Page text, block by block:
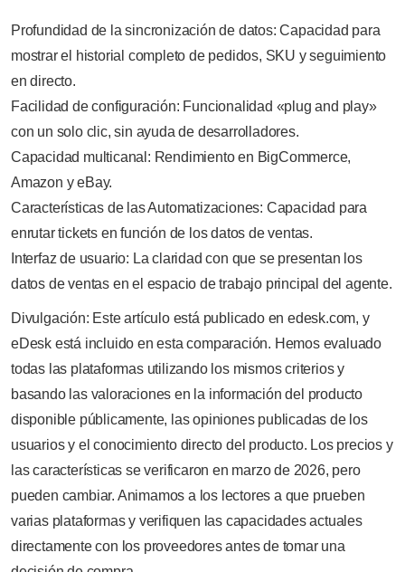
Profundidad de la sincronización de datos: Capacidad para
mostrar el historial completo de pedidos, SKU y seguimiento
en directo.
Facilidad de configuración: Funcionalidad «plug and play»
con un solo clic, sin ayuda de desarrolladores.
Capacidad multicanal: Rendimiento en BigCommerce,
Amazon y eBay.
Características de las Automatizaciones: Capacidad para
enrutar tickets en función de los datos de ventas.
Interfaz de usuario: La claridad con que se presentan los
datos de ventas en el espacio de trabajo principal del agente.
Divulgación: Este artículo está publicado en edesk.com, y
eDesk está incluido en esta comparación. Hemos evaluado
todas las plataformas utilizando los mismos criterios y
basando las valoraciones en la información del producto
disponible públicamente, las opiniones publicadas de los
usuarios y el conocimiento directo del producto. Los precios y
las características se verificaron en marzo de 2026, pero
pueden cambiar. Animamos a los lectores a que prueben
varias plataformas y verifiquen las capacidades actuales
directamente con los proveedores antes de tomar una